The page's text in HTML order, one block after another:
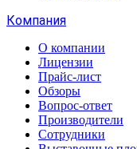
Компания
О компании
Лицензии
Прайс-лист
Обзоры
Вопрос-ответ
Производители
Сотрудники